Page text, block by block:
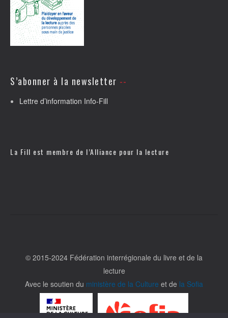
S’abonner à la newsletter
Lettre d’information Info-Fill
La Fill est membre de l’Alliance pour la lecture
© 2015-2024 Fédération interrégionale du livre et de la
lecture
Avec le soutien du ministère de la Culture et de la Sofia